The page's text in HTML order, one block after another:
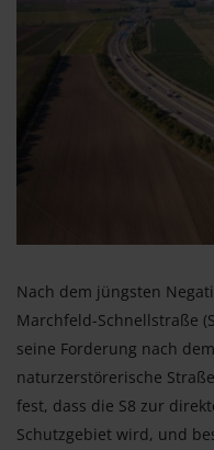
Nach dem jüngsten
Marchfeld-Schnellstraße
seine Forderung nach
naturzerstörerische
fest, dass die S8 zur
Schutzgebiet wird, und